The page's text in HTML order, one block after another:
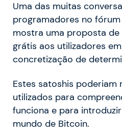
Uma das muitas
programadores no
mostra uma proposta
grátis aos utilizadores
concretização de
Estes satoshis poderiam
utilizados para
funciona e para
mundo de Bitcoin.